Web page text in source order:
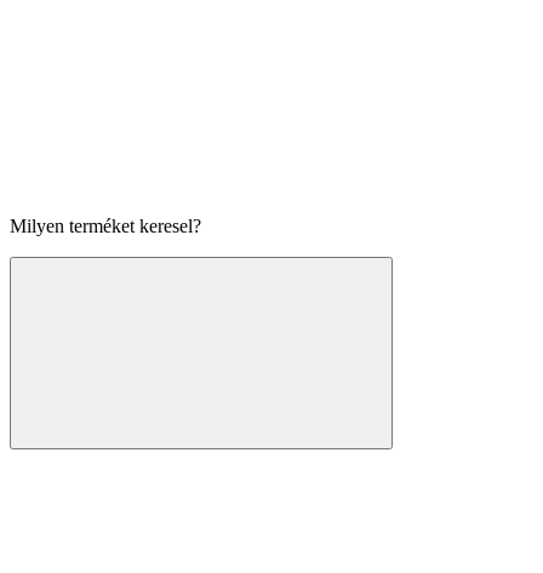
Milyen terméket keresel?